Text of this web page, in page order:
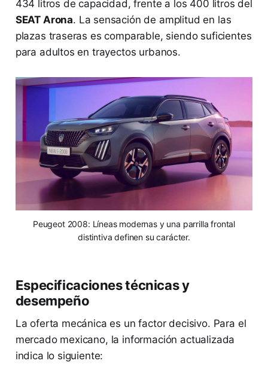
434 litros de capacidad, frente a los 400 litros del
SEAT Arona. La sensación de amplitud en las
plazas traseras es comparable, siendo suficientes
para adultos en trayectos urbanos.
Peugeot 2008: Líneas modernas y una parrilla frontal
distintiva definen su carácter.
Especificaciones técnicas y
desempeño
La oferta mecánica es un factor decisivo. Para el
mercado mexicano, la información actualizada
indica lo siguiente: